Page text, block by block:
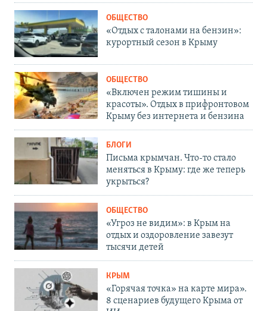
ОБЩЕСТВО
«Отдых с талонами на бензин»:
курортный сезон в Крыму
ОБЩЕСТВО
«Включен режим тишины и
красоты». Отдых в прифронтовом
Крыму без интернета и бензина
БЛОГИ
Письма крымчан. Что-то стало
меняться в Крыму: где же теперь
укрыться?
ОБЩЕСТВО
«Угроз не видим»: в Крым на
отдых и оздоровление завезут
тысячи детей
КРЫМ
«Горячая точка» на карте мира».
8 сценариев будущего Крыма от